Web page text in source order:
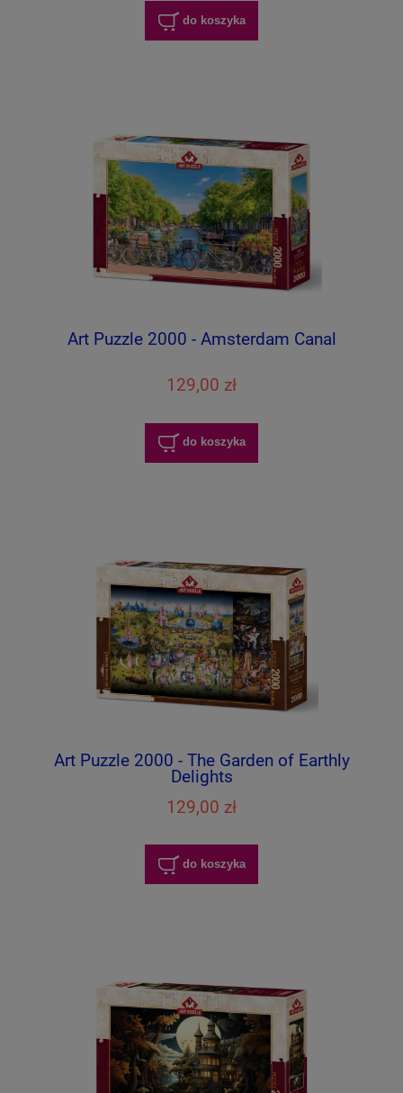
do koszyka
Art Puzzle 2000 - Amsterdam Canal
129,00 zł
do koszyka
Art Puzzle 2000 - The Garden of Earthly
Delights
129,00 zł
do koszyka